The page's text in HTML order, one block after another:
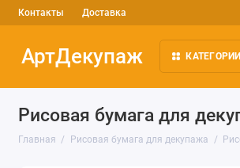
Контакты Доставка
АртДекупаж КАТЕГОРИИ
Рисовая бумага для
Главная Рисовая бумага для декупажа